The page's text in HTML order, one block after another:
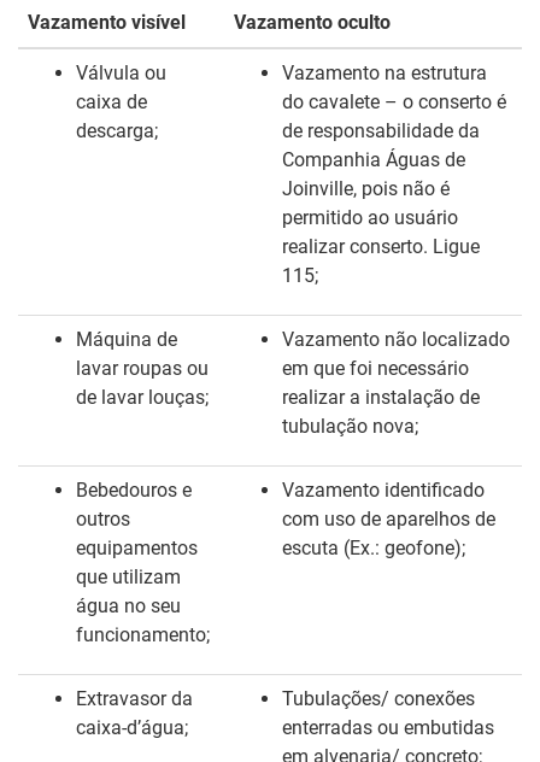
Vazamento visível Vazamento oculto
Válvula ou
caixa de
descarga;
Vazamento na estrutura
do cavalete – o conserto é
de responsabilidade da
Companhia Águas de
Joinville, pois não é
permitido ao usuário
realizar conserto. Ligue
115;
Máquina de
lavar roupas ou
de lavar louças;
Vazamento não localizado
em que foi necessário
realizar a instalação de
tubulação nova;
Bebedouros e
outros
equipamentos
que utilizam
água no seu
funcionamento;
Vazamento identificado
com uso de aparelhos de
escuta (Ex.: geofone);
Extravasor da
caixa-d’água;
Tubulações/ conexões
enterradas ou embutidas
em alvenaria/ concreto;